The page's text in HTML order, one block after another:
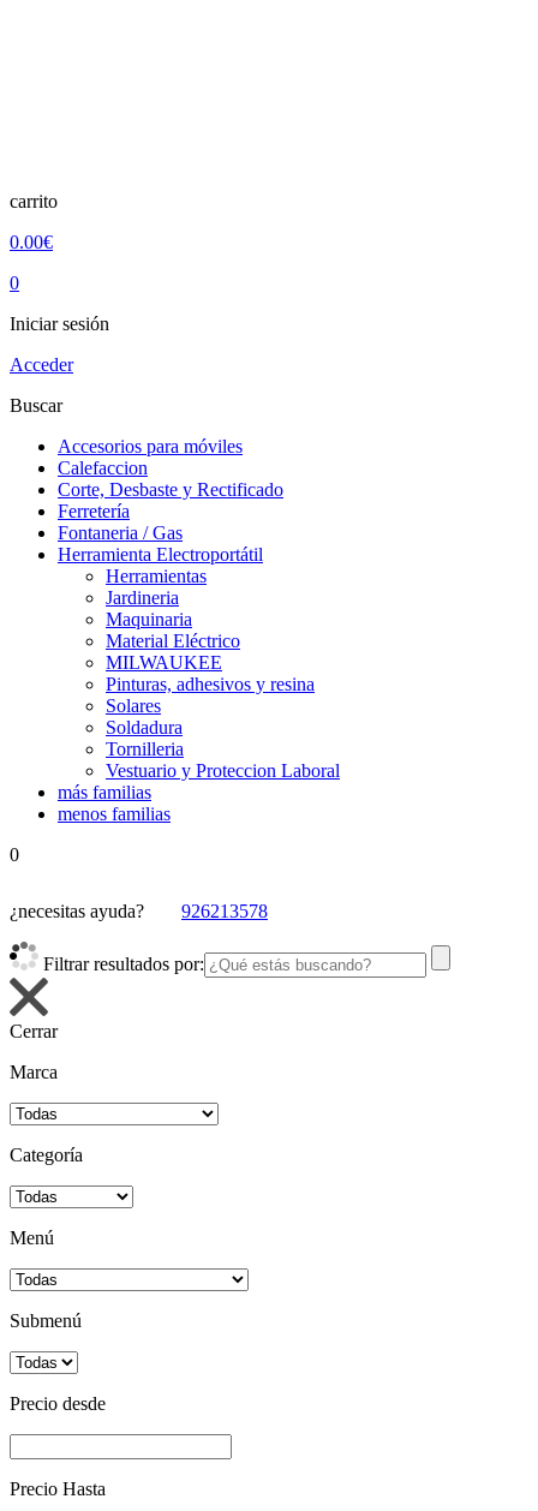
carrito
0.00€
0
Iniciar sesión
Acceder
Buscar
Accesorios para móviles
Calefaccion
Corte, Desbaste y Rectificado
Ferretería
Fontaneria / Gas
Herramienta Electroportátil
Herramientas
Jardineria
Maquinaria
Material Eléctrico
MILWAUKEE
Pinturas, adhesivos y resina
Solares
Soldadura
Tornilleria
Vestuario y Proteccion Laboral
más familias
menos familias
0
¿necesitas ayuda? 926213578
Filtrar resultados por:
Cerrar
Marca
Categoría
Menú
Submenú
Precio desde
Precio Hasta